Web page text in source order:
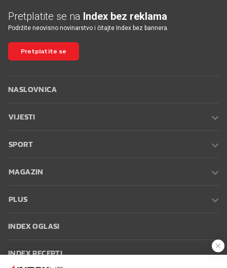
Pretplatite se na Index bez reklama
Podržite neovisno novinarstvo i čitajte Index bez bannera.
Pretplatite se
NASLOVNICA
VIJESTI
SPORT
MAGAZIN
PLUS
INDEX OGLASI
INDEX RECEPTI